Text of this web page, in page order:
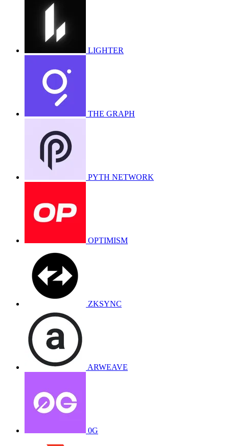
LIGHTER
THE GRAPH
PYTH NETWORK
OPTIMISM
ZKSYNC
ARWEAVE
0G